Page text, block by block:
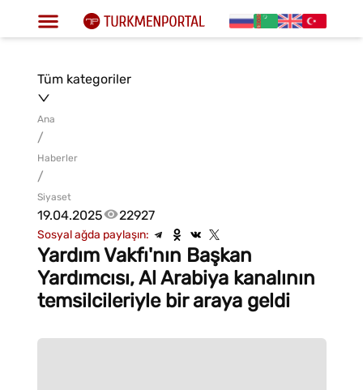
Tüm kategoriler
Ana
/
Haberler
/
Siyaset
19.04.2025 22927
Sosyal ağda paylaşın:
Yardım Vakfı'nın Başkan
Yardımcısı, Al Arabiya kanalının
temsilcileriyle bir araya geldi